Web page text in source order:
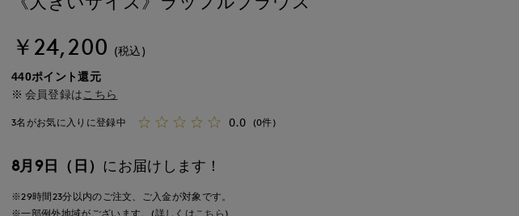
￥24,200 (税込)
440ポイント還元
会員登録は こちら
3名がお気に入りに登録中 0.0 (0件)
8月9日（日） にお届けします！
※29時間23分以内のご注文、ご入金が対象です。
※一部例外地域がございます。(詳しくはこちら )